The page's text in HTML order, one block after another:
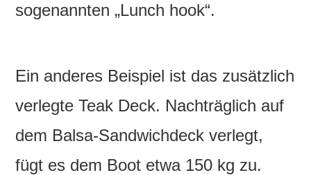
sogenannten „Lunch hook“.
Ein anderes Beispiel ist das zusätzlich
verlegte Teak Deck. Nachträglich auf
dem Balsa-Sandwichdeck verlegt,
fügt es dem Boot etwa 150 kg zu.